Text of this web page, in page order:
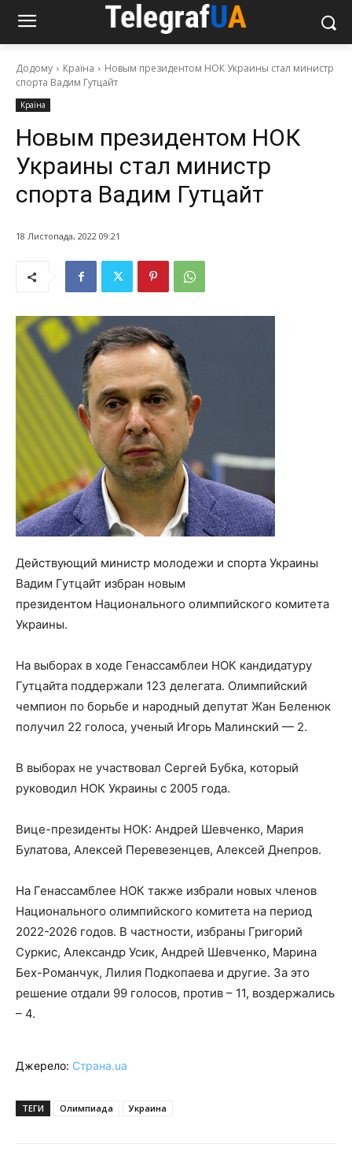
Додому Країна
Новым президентом НОК Украины стал министр
спорта Вадим Гутцайт
Країна
Новым президентом НОК
Украины стал министр
спорта Вадим Гутцайт
18 Листопада, 2022 09:21
Действующий министр молодежи и спорта Украины
Вадим Гутцайт избран новым
президентом Национального олимпийского комитета
Украины.
На выборах в ходе Генассамблеи НОК кандидатуру
Гутцайта поддержали 123 делегата. Олимпийский
чемпион по борьбе и народный депутат Жан Беленюк
получил 22 голоса, ученый Игорь Малинский — 2.
В выборах не участвовал Сергей Бубка, который
руководил НОК Украины с 2005 года.
Вице-президенты НОК: Андрей Шевченко, Мария
Булатова, Алексей Перевезенцев, Алексей Днепров.
На Генассамблее НОК также избрали новых членов
Национального олимпийского комитета на период
2022-2026 годов. В частности, избраны Григорий
Суркис, Александр Усик, Андрей Шевченко, Марина
Бех-Романчук, Лилия Подкопаева и другие. За это
решение отдали 99 голосов, против – 11, воздержались
– 4.
Джерело: Страна.ua
ТЕГИ Олимпиада Украина